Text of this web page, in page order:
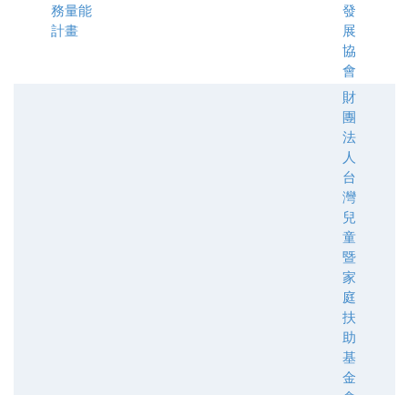
務量能
計畫
發
展
協
會
財
團
法
人
台
灣
兒
童
暨
家
庭
扶
助
基
金